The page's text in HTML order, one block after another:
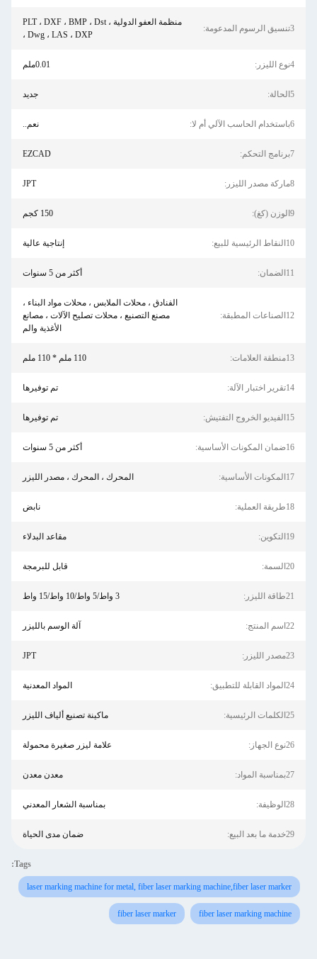
3تنسيق الرسوم المدعومة:
منظمة العفو الدولية ، PLT ، DXF ، BMP ، Dst
، Dwg ، LAS ، DXP
4نوع الليزر: 0.01ملم
5الحالة: جديد
6باستخدام الحاسب الآلي أم لا: نعم..
7برنامج التحكم: EZCAD
8ماركة مصدر الليزر: JPT
9الوزن (كغ): 150 كجم
10النقاط الرئيسية للبيع: إنتاجية عالية
11الضمان: أكثر من 5 سنوات
12الصناعات المطبقة:
الفنادق ، محلات الملابس ، محلات مواد البناء ،
مصنع التصنيع ، محلات تصليح الآلات ، مصانع
الأغذية والم
13منطقة العلامات: 110 ملم * 110 ملم
14تقرير اختبار الآلة: تم توفيرها
15الفيديو الخروج التفتيش: تم توفيرها
16ضمان المكونات الأساسية: أكثر من 5 سنوات
17المكونات الأساسية: المحرك ، المحرك ، مصدر الليزر
18طريقة العملية: نابض
19التكوين: مقاعد البدلاء
20السمة: قابل للبرمجة
21طاقة الليزر: 3 واط/5 واط/10 واط/15 واط
22اسم المنتج: آلة الوسم بالليزر
23مصدر الليزر: JPT
24المواد القابلة للتطبيق: المواد المعدنية
25الكلمات الرئيسية: ماكينة تصنيع ألياف الليزر
26نوع الجهاز: علامة ليزر صغيرة محمولة
27بمناسبة المواد: معدن معدن
28الوظيفة: بمناسبة الشعار المعدني
29خدمة ما بعد البيع: ضمان مدى الحياة
Tags:
laser marking machine for metal, fiber laser marking machine,fiber laser marker
fiber laser marking machine
fiber laser marker